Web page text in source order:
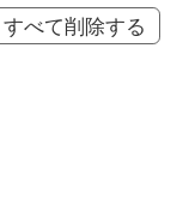
すべて削除する